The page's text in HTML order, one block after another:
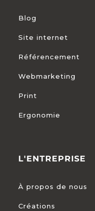
Blog
Site internet
Référencement
Webmarketing
Print
Ergonomie
L'ENTREPRISE
À propos de nous
Créations